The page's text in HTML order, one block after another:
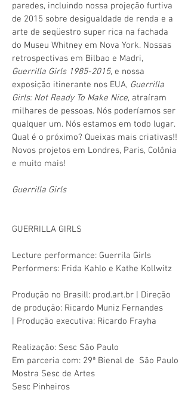
paredes, incluindo nossa projeção furtiva
de 2015 sobre desigualdade de renda e a
arte de seqüestro super rica na fachada
do Museu Whitney em Nova York. Nossas
retrospectivas em Bilbao e Madri,
Guerrilla Girls 1985-2015, e nossa
exposição itinerante nos EUA, Guerrilla
Girls: Not Ready To Make Nice, atraíram
milhares de pessoas. Nós poderíamos ser
qualquer um. Nós estamos em todo lugar.
Qual é o próximo? Queixas mais criativas!!
Novos projetos em Londres, Paris, Colônia
e muito mais!
Guerrilla Girls
GUERRILLA GIRLS
Lecture performance: Guerrila Girls
Performers: Frida Kahlo e Kathe Kollwitz
Produção no Brasill: prod.art.br | Direção
de produção: Ricardo Muniz Fernandes
| Produção executiva: Ricardo Frayha
Realização: Sesc São Paulo
Em parceria com: 29ª Bienal de São Paulo
Mostra Sesc de Artes
Sesc Pinheiros